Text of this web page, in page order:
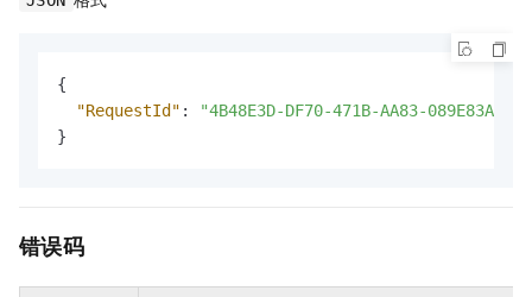
{
"RequestId" :
"4B48E3D-DF70-471B-AA83-
}
错误码